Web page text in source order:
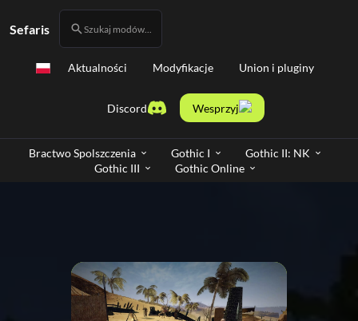
Sefaris Szukaj modów...
Aktualności Modyfikacje Union i pluginy
Discord Wesprzyj
Bractwo Spolszczenia Gothic I
Gothic II: NK
Gothic III
Gothic Online